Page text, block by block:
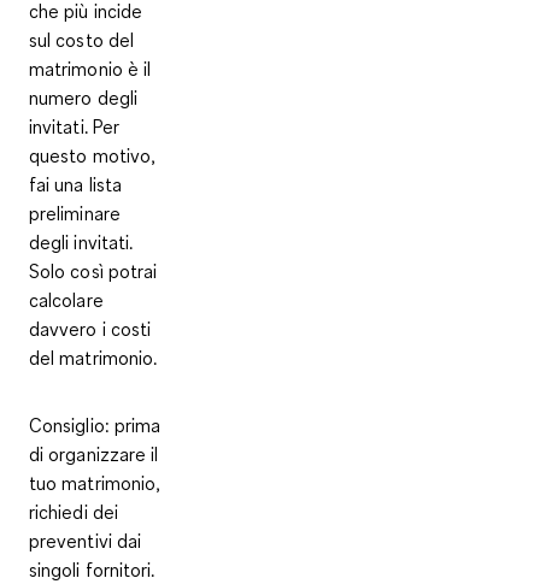
che più incide
sul costo del
matrimonio è il
numero degli
invitati. Per
questo motivo,
fai una lista
preliminare
degli invitati.
Solo così potrai
calcolare
davvero i costi
del matrimonio.
Consiglio: prima
di organizzare il
tuo matrimonio,
richiedi dei
preventivi dai
singoli fornitori.